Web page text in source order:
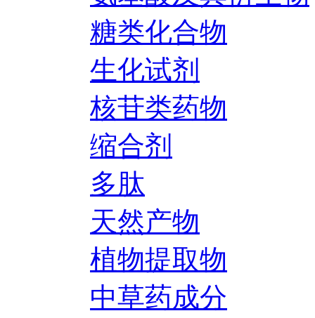
糖类化合物
生化试剂
核苷类药物
缩合剂
多肽
天然产物
植物提取物
中草药成分